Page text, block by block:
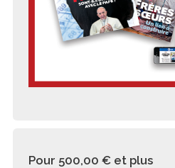
Pour 500,00 € et plus